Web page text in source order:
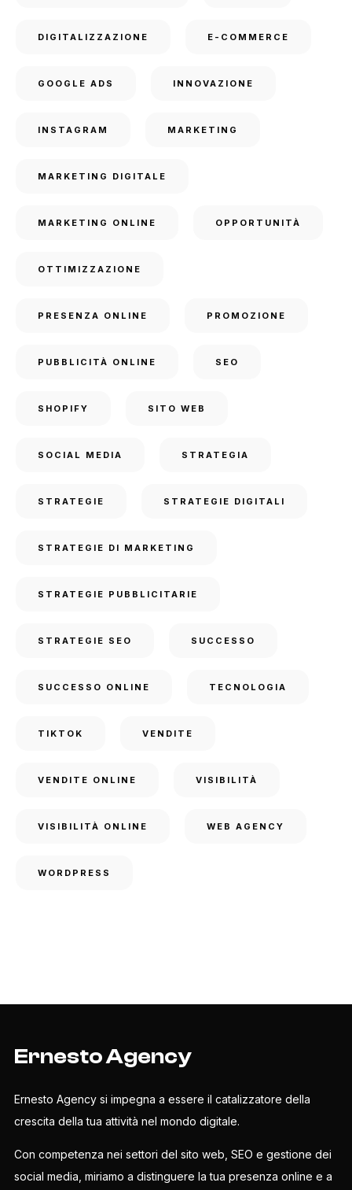
DIGITALIZZAZIONE E-COMMERCE
GOOGLE ADS INNOVAZIONE
INSTAGRAM MARKETING
MARKETING DIGITALE
MARKETING ONLINE OPPORTUNITÀ
OTTIMIZZAZIONE
PRESENZA ONLINE PROMOZIONE
PUBBLICITÀ ONLINE SEO
SHOPIFY SITO WEB
SOCIAL MEDIA STRATEGIA
STRATEGIE STRATEGIE DIGITALI
STRATEGIE DI MARKETING
STRATEGIE PUBBLICITARIE
STRATEGIE SEO SUCCESSO
SUCCESSO ONLINE TECNOLOGIA
TIKTOK VENDITE
VENDITE ONLINE VISIBILITÀ
VISIBILITÀ ONLINE WEB AGENCY
WORDPRESS
Ernesto Agency
Ernesto Agency si impegna a essere il catalizzatore della
crescita della tua attività nel mondo digitale.
Con competenza nei settori del sito web, SEO e gestione dei
social media, miriamo a distinguere la tua presenza online e a